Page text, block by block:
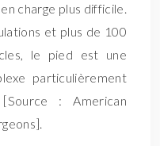
charge plus difficile.
et plus de 100
le pied est une
particulièrement
: American